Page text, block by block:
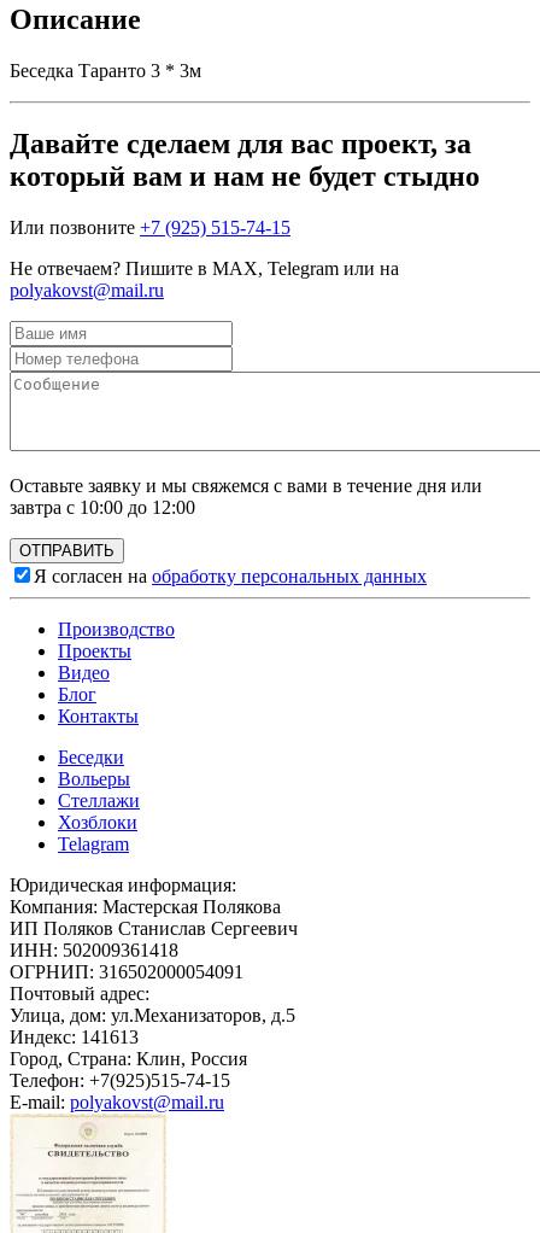
Описание
Беседка Таранто 3 * 3м
Давайте сделаем для вас проект, за
который вам и нам не будет стыдно
Или позвоните +7 (925) 515-74-15
Не отвечаем? Пишите в MAX, Telegram или на
polyakovst@mail.ru
Оставьте заявку и мы свяжемся с вами в течение дня или
завтра с 10:00 до 12:00
Я согласен на обработку персональных данных
Производство
Проекты
Видео
Блог
Контакты
Беседки
Вольеры
Стеллажи
Хозблоки
Telagram
Юридическая информация:
Компания: Мастерская Полякова
ИП Поляков Станислав Сергеевич
ИНН: 502009361418
ОГРНИП: 316502000054091
Почтовый адрес:
Улица, дом: ул.Механизаторов, д.5
Индекс: 141613
Город, Страна: Клин, Россия
Телефон: +7(925)515-74-15
E-mail: polyakovst@mail.ru